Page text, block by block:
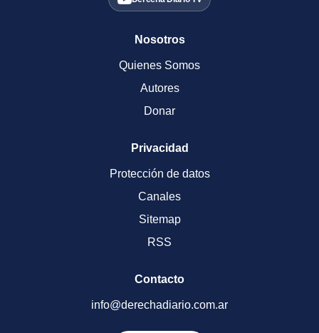
Nosotros
Quienes Somos
Autores
Donar
Privacidad
Protección de datos
Canales
Sitemap
RSS
Contacto
info@derechadiario.com.ar